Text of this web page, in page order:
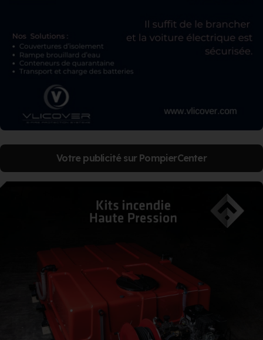
Votre publicité sur PompierCenter